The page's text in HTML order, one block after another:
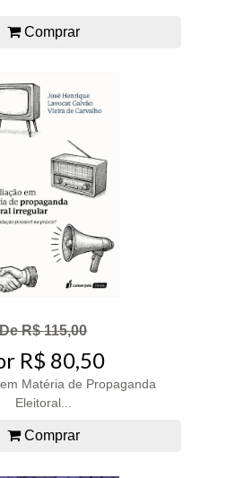
Comprar
De R$ 115,00
R$ 80,50
Matéria de Propaganda
Eleitoral...
Comprar